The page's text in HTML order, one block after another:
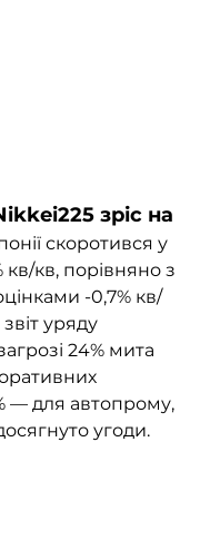
зріс на
скоротився у
кв/кв, порівняно з
-0,7% кв/
уряду
24% мита
— для автопрому,
угоди.